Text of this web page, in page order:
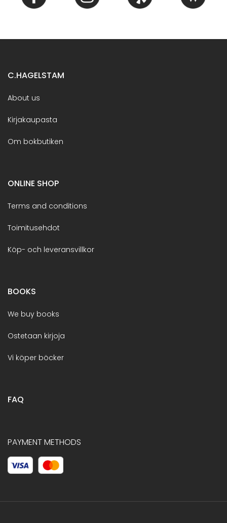
C.HAGELSTAM
About us
Kirjakaupasta
Om bokbutiken
ONLINE SHOP
Terms and conditions
Toimitusehdot
Köp- och leveransvillkor
BOOKS
We buy books
Ostetaan kirjoja
Vi köper böcker
FAQ
PAYMENT METHODS